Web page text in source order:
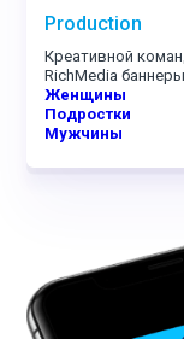
Production
Креативной
RichMedia
Женщины
Подростки
Мужчины